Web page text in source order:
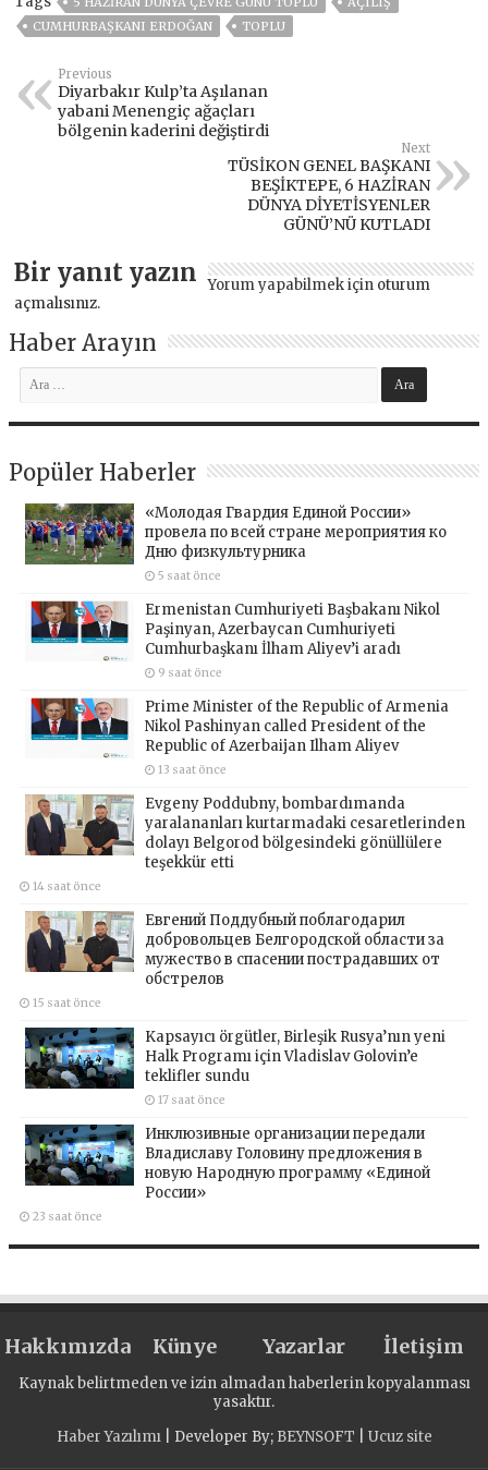
CUMHURBAŞKANI ERDOĞAN
TOPLU
Previous
Diyarbakır Kulp’ta Aşılanan
yabani Menengiç ağaçları
bölgenin kaderini değiştirdi
Next
TÜSİKON GENEL BAŞKANI
BEŞİKTEPE, 6 HAZİRAN
DÜNYA DİYETİSYENLER
GÜNÜ’NÜ KUTLADI
Bir yanıt yazın Yorum yapabilmek için oturum
açmalısınız.
Haber Arayın
Popüler Haberler
«Молодая Гвардия Единой России»
провела по всей стране мероприятия ко
Дню физкультурника
5 saat önce
Ermenistan Cumhuriyeti Başbakanı Nikol
Paşinyan, Azerbaycan Cumhuriyeti
Cumhurbaşkanı İlham Aliyev’i aradı
9 saat önce
Prime Minister of the Republic of Armenia
Nikol Pashinyan called President of the
Republic of Azerbaijan Ilham Aliyev
13 saat önce
Evgeny Poddubny, bombardımanda
yaralananları kurtarmadaki cesaretlerinden
dolayı Belgorod bölgesindeki gönüllülere
teşekkür etti
14 saat önce
Евгений Поддубный поблагодарил
добровольцев Белгородской области за
мужество в спасении пострадавших от
обстрелов
15 saat önce
Kapsayıcı örgütler, Birleşik Rusya’nın yeni
Halk Programı için Vladislav Golovin’e
teklifler sundu
17 saat önce
Инклюзивные организации передали
Владиславу Головину предложения в
новую Народную программу «Единой
России»
23 saat önce
Hakkımızda Künye Yazarlar İletişim
Kaynak belirtmeden ve izin almadan haberlerin kopyalanması
yasaktır.
Haber Yazılımı| Developer By; BEYNSOFT Ucuz site